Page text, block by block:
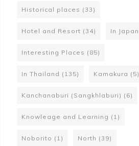
Historical places (33)
Hotel and Resort (34) In Japan
Interesting Places (85)
In Thailand (135) Kamakura (5)
Kanchanaburi (Sangkhlaburi) (6)
Knowleage and Learning (1)
Noborito (1) North (39)